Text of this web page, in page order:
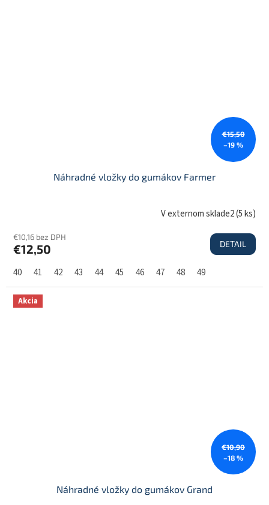
€15,50
–19 %
Náhradné vložky do gumákov Farmer
V externom sklade2(5 ks)
€10,16 bez DPH
€12,50 DETAIL
40 41 42 43 44 45 46 47 48 49
Akcia
€10,90
–18 %
Náhradné vložky do gumákov Grand